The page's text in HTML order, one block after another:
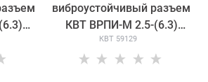
виброустойчивый разъем
КВТ ВРПИ-М 2.5-(6.3)
(мама)
КВТ 59129